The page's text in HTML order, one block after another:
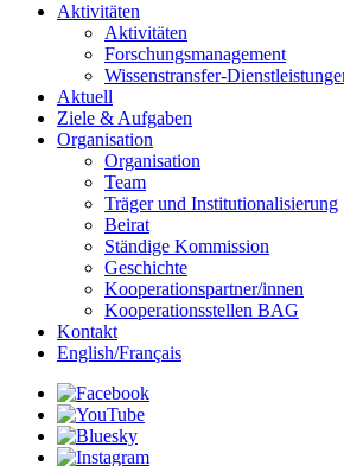
Aktivitäten
Aktivitäten
Forschungsmanagement
Wissenstransfer-
Aktuell
Ziele & Aufgaben
Organisation
Organisation
Team
Träger und Institutionalisierung
Beirat
Ständige Kommission
Geschichte
Kooperationspartner/innen
Kooperationsstellen BAG
Kontakt
English/Français